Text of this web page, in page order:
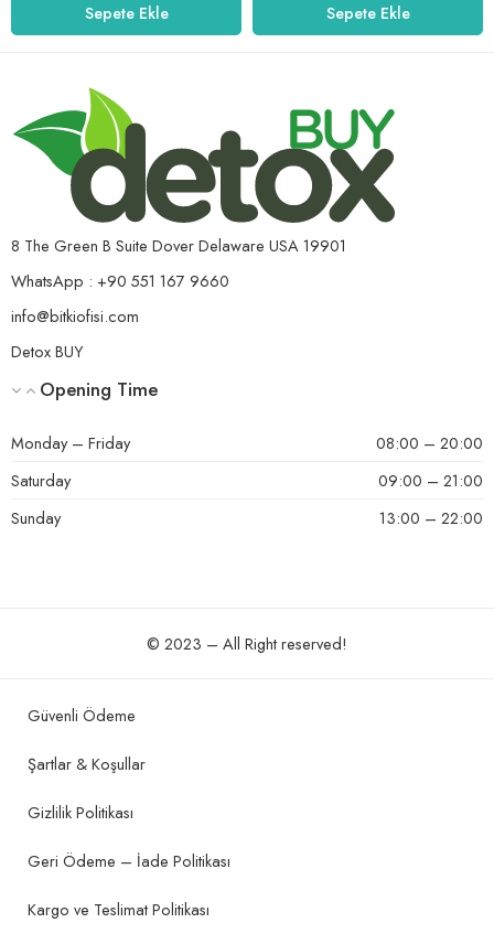
Sepete Ekle Sepete Ekle
8 The Green B Suite Dover Delaware USA 19901
WhatsApp : +90 551 167 9660
info@bitkiofisi.com
Detox BUY
Opening Time
Monday – Friday
08:00 – 20:00
Saturday
09:00 – 21:00
Sunday
13:00 – 22:00
© 2023 – All Right reserved!
Güvenli Ödeme
Şartlar & Koşullar
Gizlilik Politikası
Geri Ödeme – İade Politikası
Kargo ve Teslimat Politikası